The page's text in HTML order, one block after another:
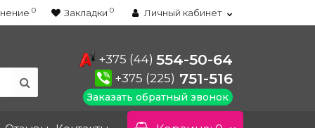
0 Закладки 0 Личный кабинет
+375 (44) 554-50-64
+375 (225) 751-516
Заказать обратный звонок